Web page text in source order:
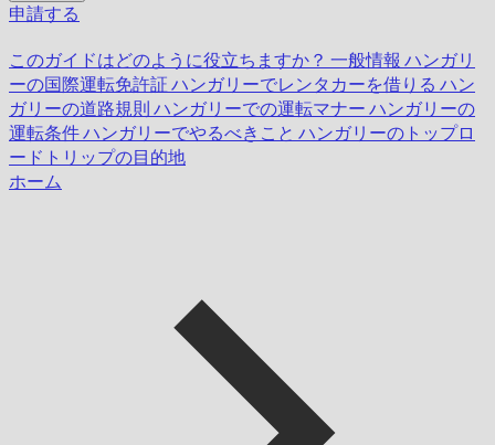
申請する
このガイドはどのように役立ちますか？ 一般情報 ハンガリ
ーの国際運転免許証 ハンガリーでレンタカーを借りる ハン
ガリーの道路規則 ハンガリーでの運転マナー ハンガリーの
運転条件ハンガリーでやるべきこと ハンガリーのトップロ
ードトリップの目的地
ホーム